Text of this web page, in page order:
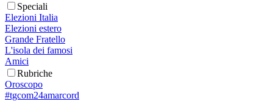
Speciali
Elezioni Italia
Elezioni estero
Grande Fratello
L'isola dei famosi
Amici
Rubriche
Oroscopo
#tgcom24amarcord